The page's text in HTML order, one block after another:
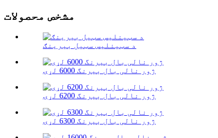
مشخص محصولات
د سټینلیس سټیل بیرینګ
ژور نالی بال بیرنگ 6000 لړۍ
ژور نالی بال بیرنگ 6200 لړۍ
ژور نالی بال بیرنگ 6300 لړۍ